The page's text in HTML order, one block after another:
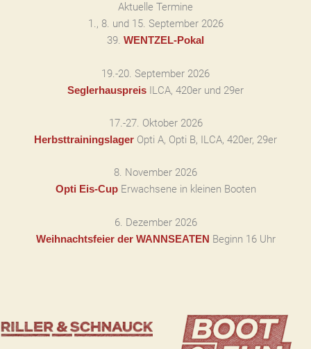
Aktuelle Termine
1., 8. und 15. September 2026
39. WENTZEL-Pokal
19.-20. September 2026
Seglerhauspreis ILCA, 420er und 29er
17.-27. Oktober 2026
Herbsttrainingslager Opti A, Opti B, ILCA, 420er, 29er
8. November 2026
Opti Eis-CupErwachsene in kleinen Booten
6. Dezember 2026
Weihnachtsfeier der WANNSEATEN Beginn 16 Uhr